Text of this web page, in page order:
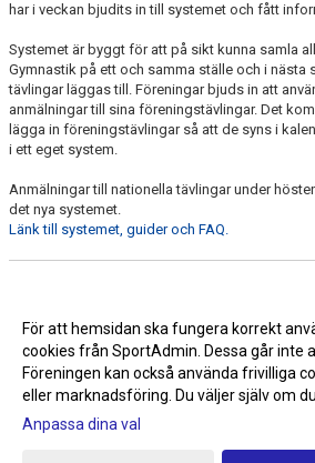
har i veckan bjudits in till systemet och fått
Systemet är byggt för att på sikt kunna samla
Gymnastik på ett och samma ställe och i nästa
tävlingar läggas till. Föreningar bjuds in att
anmälningar till sina föreningstävlingar. Det
lägga in föreningstävlingar så att de syns i
i ett eget system.
Anmälningar till nationella tävlingar under
det nya systemet.
Länk till systemet, guider och FAQ.
Gå till Webbversion
För att hemsidan ska fungera korrekt
cookies från SportAdmin. Dessa går inte
Föreningen kan också använda frivilliga
eller marknadsföring. Du väljer själv om
Anpassa dina val